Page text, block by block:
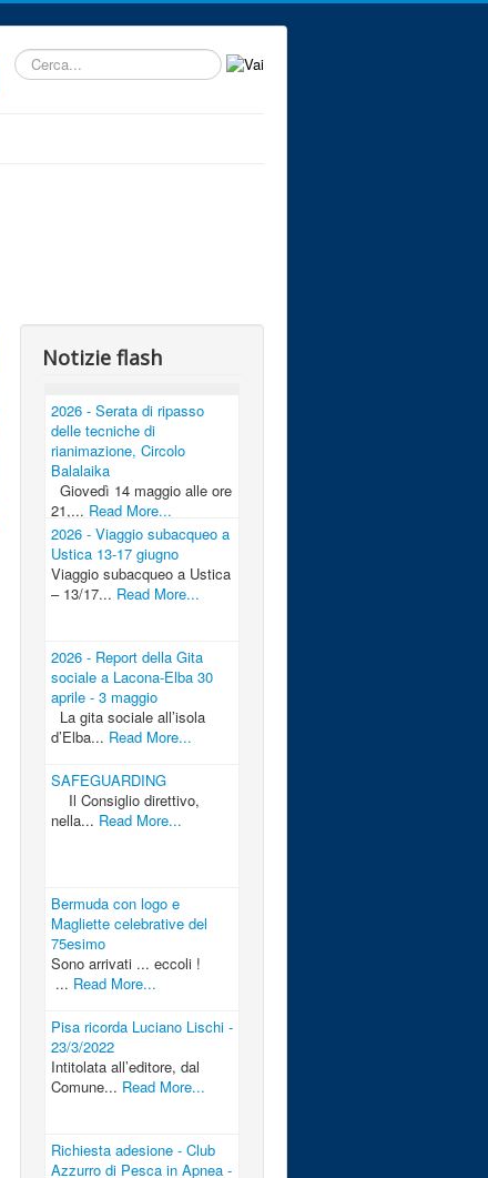
Cerca...
Notizie flash
2026 - Serata di ripasso
delle tecniche di
rianimazione, Circolo
Balalaika
Giovedì 14 maggio alle ore
21,... Read More...
2026 - Viaggio subacqueo a
Ustica 13-17 giugno
Viaggio subacqueo a Ustica
– 13/17... Read More...
2026 - Report della Gita
sociale a Lacona-Elba 30
aprile - 3 maggio
La gita sociale all’isola
d’Elba... Read More...
SAFEGUARDING
Il Consiglio direttivo,
nella... Read More...
Bermuda con logo e
Magliette celebrative del
75esimo
Sono arrivati ... eccoli !
... Read More...
Pisa ricorda Luciano Lischi -
23/3/2022
Intitolata all’editore, dal
Comune... Read More...
Richiesta adesione - Club
Azzurro di Pesca in Apnea -